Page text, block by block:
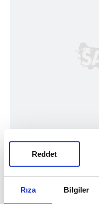
Rıza Bilgiler
Reddet